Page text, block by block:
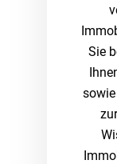
Sie